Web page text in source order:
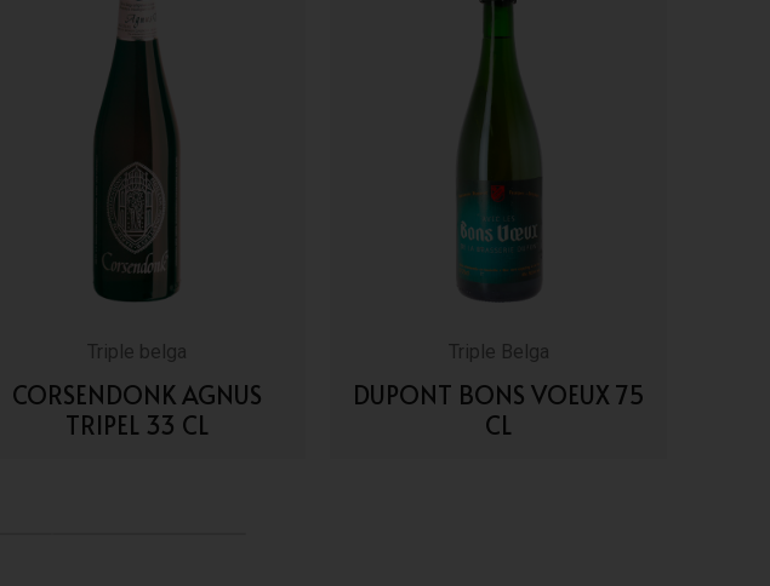
Triple belga
CORSENDONK AGNUS
TRIPEL 33 CL
Triple Belga
DUPONT BONS VOEUX 75
CL